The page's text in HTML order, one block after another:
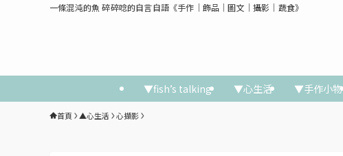
一條混沌的魚 碎碎唸的自言自語《手作│飾品│圖文│攝影│蔬食》
▼fish’s talking ▼心生活 ▼手作小物
首頁 ▲心生活 心擷影